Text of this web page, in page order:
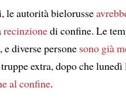
le autorità bielorusse
recinzionedi confine. Le
e diverse persone sono già
truppe extra, dopo che lunedì
al confine.